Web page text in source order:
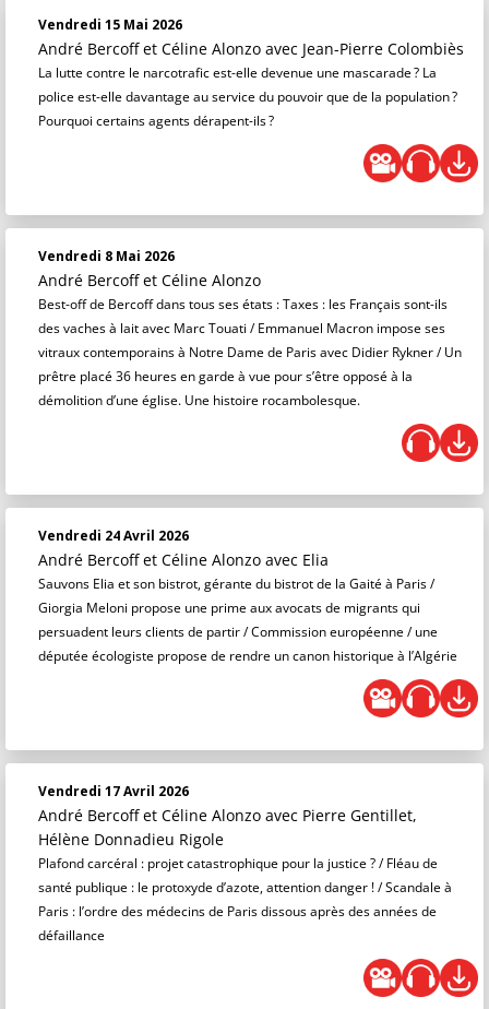
Vendredi 15 Mai 2026
André Bercoff et Céline Alonzo avec Jean-Pierre Colombiès
La lutte contre le narcotrafic est-elle devenue une mascarade ? La
police est-elle davantage au service du pouvoir que de la population ?
Pourquoi certains agents dérapent-ils ?
Vendredi 8 Mai 2026
André Bercoff et Céline Alonzo
Best-off de Bercoff dans tous ses états : Taxes : les Français sont-ils
des vaches à lait avec Marc Touati / Emmanuel Macron impose ses
vitraux contemporains à Notre Dame de Paris avec Didier Rykner / Un
prêtre placé 36 heures en garde à vue pour s’être opposé à la
démolition d’une église. Une histoire rocambolesque.
Vendredi 24 Avril 2026
André Bercoff et Céline Alonzo avec Elia
Sauvons Elia et son bistrot, gérante du bistrot de la Gaité à Paris /
Giorgia Meloni propose une prime aux avocats de migrants qui
persuadent leurs clients de partir / Commission européenne / une
députée écologiste propose de rendre un canon historique à l’Algérie
Vendredi 17 Avril 2026
André Bercoff et Céline Alonzo avec Pierre Gentillet,
Hélène Donnadieu Rigole
Plafond carcéral : projet catastrophique pour la justice ? / Fléau de
santé publique : le protoxyde d’azote, attention danger ! / Scandale à
Paris : l’ordre des médecins de Paris dissous après des années de
défaillance